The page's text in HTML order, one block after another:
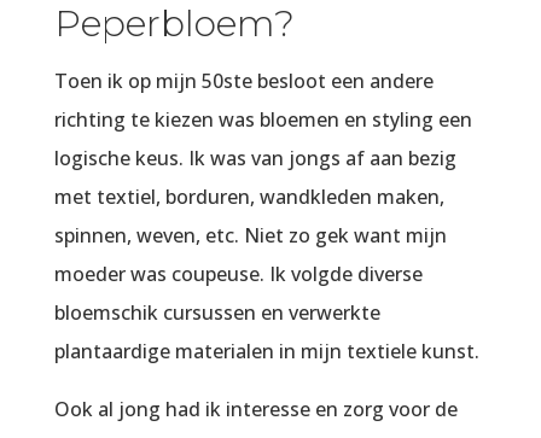
Peperbloem?
Toen ik op mijn 50ste besloot een andere
richting te kiezen was bloemen en styling een
logische keus. Ik was van jongs af aan bezig
met textiel, borduren, wandkleden maken,
spinnen, weven, etc. Niet zo gek want mijn
moeder was coupeuse. Ik volgde diverse
bloemschik cursussen en verwerkte
plantaardige materialen in mijn textiele kunst.
Ook al jong had ik interesse en zorg voor de